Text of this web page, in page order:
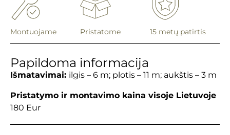
Montuojame Pristatome 15 metų patirtis
Papildoma informacija
Išmatavimai: ilgis – 6 m; plotis – 11 m; aukštis – 3 m
Pristatymo ir montavimo kaina visoje Lietuvoje
180 Eur